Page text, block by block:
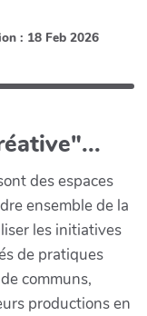
: 18 Feb 2026
des espaces
ensemble de la
les initiatives
de pratiques
communs,
productions en